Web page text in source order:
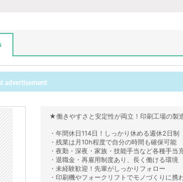
★働きやすさと安定性が両立！印刷工場の製
・年間休日114日！しっかり休める週休2日制
・残業は月10h程度で自分の時間も確保可能
・夜勤・深夜・家族・技能手当など各種手当
・退職金・再雇用制度あり、長く働ける環境
・未経験歓迎！先輩がしっかりフォロー
・印刷機やフォークリフトでモノづくりに携